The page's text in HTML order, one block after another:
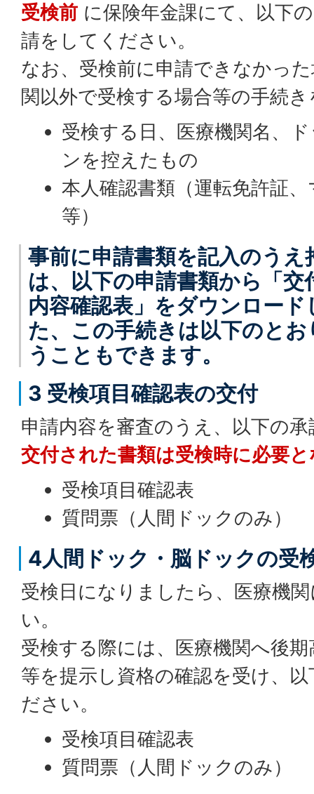
受検前 に保険年金課にて、以下
請をしてください。
なお、受検前に申請できなかっ
関以外で受検する場合等の手続
受検する日、医療機関名、
ンを控えたもの
本人確認書類（運転免許証
等）
事前に申請書類を記入のうえ
は、以下の申請書類から「交
内容確認表」をダウンロー
た、この手続きは以下のと
うこともできます。
3 受検項目確認表の交付
申請内容を審査のうえ、以下の
交付された書類は受検時に必要
受検項目確認表
質問票（人間ドックのみ）
4人間ドック・脳ドックの受
受検日になりましたら、医療機
い。
受検する際には、医療機関へ後
等を提示し資格の確認を受け、
ださい。
受検項目確認表
質問票（人間ドックのみ）